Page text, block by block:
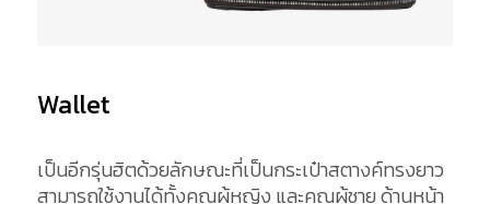
Wallet
เป็นอีกรุ่นฮิตด้วยลักษณะที่เป็นกระเป๋าสตางค์ทรงยาว
สามารถใช้งานได้ทั้งคุณผู้หญิง และคุณผู้ชาย ด้านหน้า